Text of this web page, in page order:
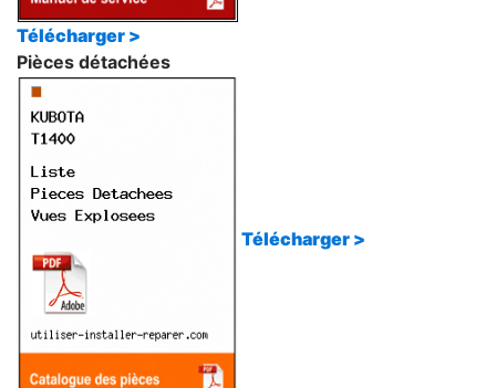
Télécharger >
Pièces détachées
Télécharger >